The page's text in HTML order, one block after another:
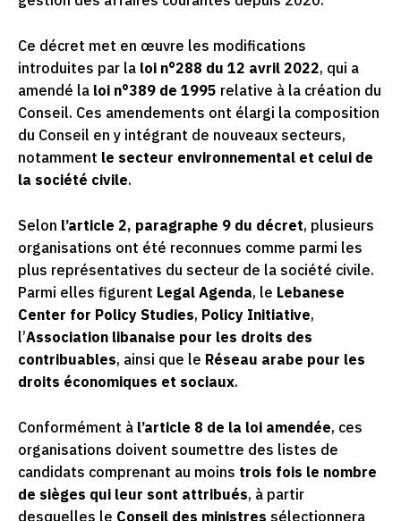
Ce décret met en œuvre les modifications
introduites par la loi n°288 du 12 avril 2022, qui a
amendé la loi n°389 de 1995 relative à la création du
Conseil. Ces amendements ont élargi la composition
du Conseil en y intégrant de nouveaux secteurs,
notamment le secteur environnemental et celui de
la société civile.
Selon l’article 2, paragraphe 9 du décret, plusieurs
organisations ont été reconnues comme parmi les
plus représentatives du secteur de la société civile.
Parmi elles figurent Legal Agenda, le Lebanese
Center for Policy Studies, Policy Initiative,
l’Association libanaise pour les droits des
contribuables, ainsi que le Réseau arabe pour les
droits économiques et sociaux.
Conformément à l’article 8 de la loi amendée, ces
organisations doivent soumettre des listes de
candidats comprenant au moins trois fois le nombre
de sièges qui leur sont attribués, à partir